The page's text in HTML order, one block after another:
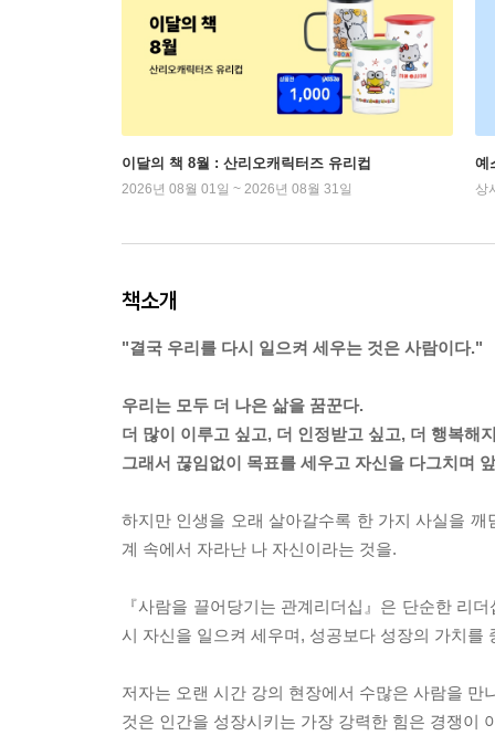
이달의 책 8월 : 산리오캐릭터즈 유리컵
2026년 08월 01일 ~ 2026년 08월 31일
예
상
책소개
"결국 우리를 다시 일으켜 세우는 것은 사람이다."
우리는 모두 더 나은 삶을 꿈꾼다.
더 많이 이루고 싶고, 더 인정받고 싶고, 더 행복해
그래서 끊임없이 목표를 세우고 자신을 다그치며
하지만 인생을 오래 살아갈수록 한 가지 사실을
계 속에서 자라난 나 자신이라는 것을.
『사람을 끌어당기는 관계리더십』은 단순한 리
시 자신을 일으켜 세우며, 성공보다 성장의 가치
저자는 오랜 시간 강의 현장에서 수많은 사람을
것은 인간을 성장시키는 가장 강력한 힘은 경쟁이